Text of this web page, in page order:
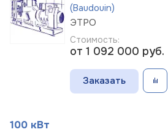
(Baudouin)
ЭТРО
Стоимость:
от 1 092 000 руб.
Заказать
100 кВт